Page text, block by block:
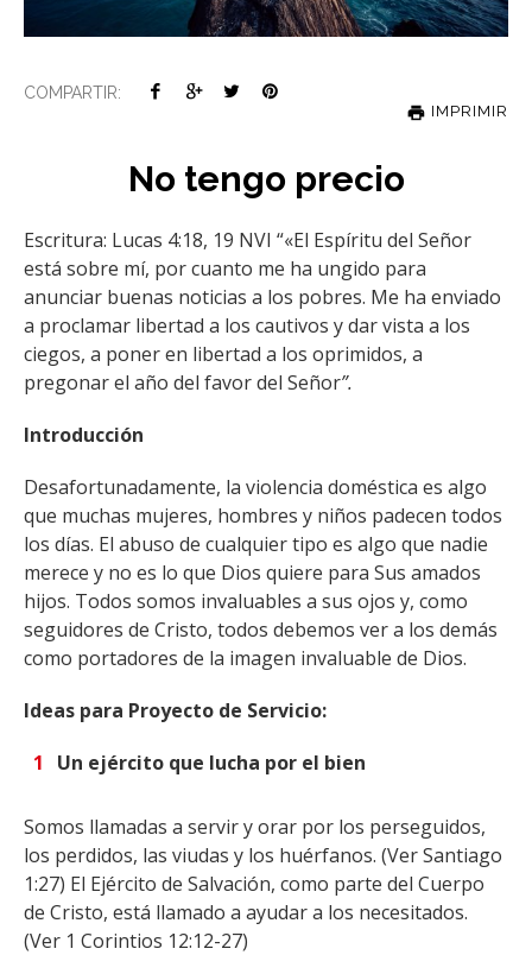
COMPARTIR:
IMPRIMIR
No tengo precio
Escritura: Lucas 4:18, 19 NVI “«El Espíritu del Señor
está sobre mí, por cuanto me ha ungido para
anunciar buenas noticias a los pobres. Me ha enviado
a proclamar libertad a los cautivos y dar vista a los
ciegos, a poner en libertad a los oprimidos, a
pregonar el año del favor del Señor”.
Introducción
Desafortunadamente, la violencia doméstica es algo
que muchas mujeres, hombres y niños padecen todos
los días. El abuso de cualquier tipo es algo que nadie
merece y no es lo que Dios quiere para Sus amados
hijos. Todos somos invaluables a sus ojos y, como
seguidores de Cristo, todos debemos ver a los demás
como portadores de la imagen invaluable de Dios.
Ideas para Proyecto de Servicio:
Un ejército que lucha por el bien
Somos llamadas a servir y orar por los perseguidos,
los perdidos, las viudas y los huérfanos. (Ver Santiago
1:27) El Ejército de Salvación, como parte del Cuerpo
de Cristo, está llamado a ayudar a los necesitados.
(Ver 1 Corintios 12:12-27)